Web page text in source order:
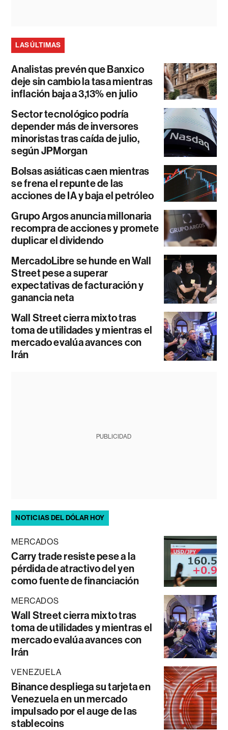
LAS ÚLTIMAS
Analistas prevén que Banxico
deje sin cambio la tasa mientras
inflación baja a 3,13% en julio
Sector tecnológico podría
depender más de inversores
minoristas tras caída de julio,
según JPMorgan
Bolsas asiáticas caen mientras
se frena el repunte de las
acciones de IA y baja el petróleo
Grupo Argos anuncia millonaria
recompra de acciones y promete
duplicar el dividendo
MercadoLibre se hunde en Wall
Street pese a superar
expectativas de facturación y
ganancia neta
Wall Street cierra mixto tras
toma de utilidades y mientras el
mercado evalúa avances con
Irán
PUBLICIDAD
NOTICIAS DEL DÓLAR HOY
MERCADOS
Carry trade resiste pese a la
pérdida de atractivo del yen
como fuente de financiación
MERCADOS
Wall Street cierra mixto tras
toma de utilidades y mientras el
mercado evalúa avances con
Irán
VENEZUELA
Binance despliega su tarjeta en
Venezuela en un mercado
impulsado por el auge de las
stablecoins